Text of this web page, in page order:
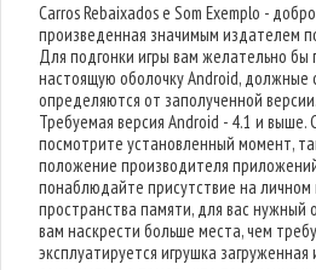
Carros Rebaixados e Som Exemplo -
произведенная значимым издателем
Для подгонки игры вам желательно бы
настоящую оболочку Android, должные
определяются от заполученной
Требуемая версия Android - 4.1 и выше.
посмотрите установленный момент,
положение производителя
понаблюдайте присутствие на личном
пространства памяти, для вас нужный
вам наскрести больше места, чем
эксплуатируется игрушка